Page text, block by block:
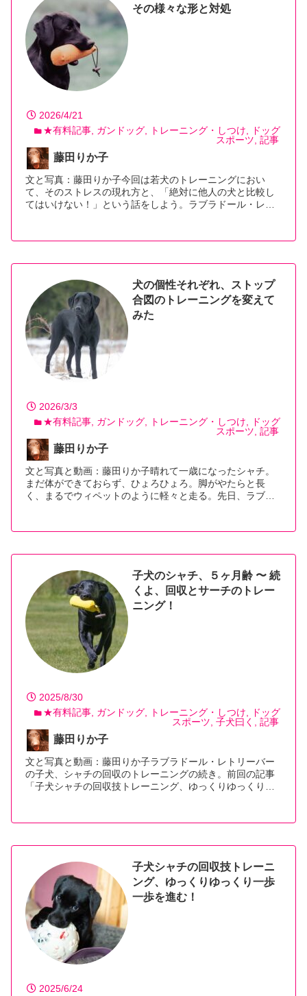
その様々な形と対処
2026/4/21
★有料記事 ガンドッグ トレーニング・しつけ
ドッグ
スポーツ 記事
藤田りか子
文と写真：藤田りか子今回は若犬のトレーニングにおい
て、そのストレスの現れ方と、「絶対に他人の犬と比較し
てはいけない！」という話をしよう。ラブラドール・レ
犬の個性それぞれ、ストップ
合図のトレーニングを変えて
みた
2026/3/3
★有料記事 ガンドッグ トレーニング・しつけ
ドッグ
スポーツ 記事
藤田りか子
文と写真と動画：藤田りか子晴れて一歳になったシャチ。
まだ体ができておらず、ひょろひょろ。脚がやたらと長
く、まるでウィペットのように軽々と走る。先日、ラブ
子犬のシャチ、５ヶ月齢 〜 続
くよ、回収とサーチのトレー
ニング！
2025/8/30
★有料記事 ガンドッグ トレーニング・しつけ
ドッグ
スポーツ 子犬曰く 記事
藤田りか子
文と写真と動画：藤田りか子ラブラドール・レトリーバー
の子犬、シャチの回収のトレーニングの続き。前回の記事
「子犬シャチの回収技トレーニング、ゆっくりゆっくり…
子犬シャチの回収技トレーニ
ング、ゆっくりゆっくり一歩
一歩を進む！
2025/6/24